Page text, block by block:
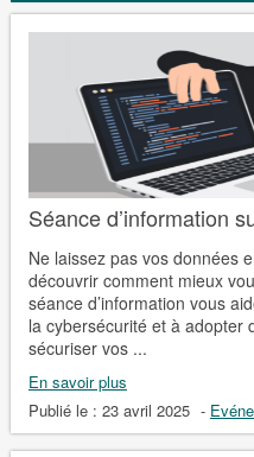
Séance d’information
Ne laissez pas vos données
découvrir comment mieux
séance d’information vous
la cybersécurité et à adopter
sécuriser vos ...
En savoir plus
Publié le : 23 avril 2025 -